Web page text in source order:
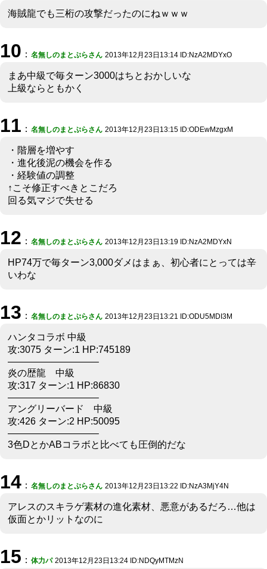
海賊龍でも三桁の攻撃だったのにねｗｗｗ
10 ： 名無しのまとぷらさん 2013年12月23日13:14 ID:NzA2MDYxO
まあ中級で毎ターン3000はちとおかしいな
上級ならともかく
11 ： 名無しのまとぷらさん 2013年12月23日13:15 ID:ODEwMzgxM
・階層を増やす
・進化後泥の機会を作る
・経験値の調整
↑こそ修正すべきとこだろ
回る気マジで失せる
12 ： 名無しのまとぷらさん 2013年12月23日13:19 ID:NzA2MDYxN
HP74万で毎ターン3,000ダメはまぁ、初心者にとっては辛
いわな
13 ： 名無しのまとぷらさん 2013年12月23日13:21 ID:ODU5MDI3M
ハンタコラボ 中級
攻:3075 ターン:1 HP:745189
—————————–
炎の歴龍 中級
攻:317 ターン:1 HP:86830
—————————–
アングリーバード 中級
攻:426 ターン:2 HP:50095
—————————–
3色DとかABコラボと比べても圧倒的だな
14 ： 名無しのまとぷらさん 2013年12月23日13:22 ID:NzA3MjY4N
アレスのスキラゲ素材の進化素材、悪意があるだろ…他は
仮面とかリットなのに
15 ： 体力パ 2013年12月23日13:24 ID:NDQyMTMzN